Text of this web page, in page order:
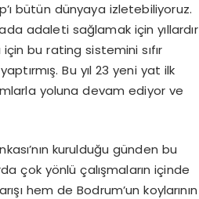
bütün dünyaya izletebiliyoruz.
adaleti sağlamak için yıllardır
bu rating sistemini sıfır
Bu yıl 23 yeni yat ilk
yoluna devam ediyor ve
kurulduğu günden bu
çok yönlü çalışmaların içinde
hem de Bodrum’un koylarının